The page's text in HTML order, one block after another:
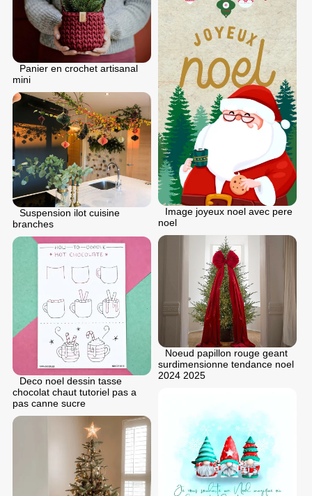
Panier en crochet artisanal
mini
Image joyeux noel avec pere
noel
Suspension ilot cuisine
branches
Noeud papillon rouge geant
surdimensionne tendance noel
2024 2025
Deco noel dessin tasse
chocolat chaut tutoriel pas a
pas canne sucre